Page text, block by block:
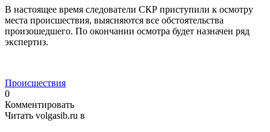
В настоящее время следователи СКР приступили к осмотру
места происшествия, выясняются все обстоятельства
произошедшего. По окончании осмотра будет назначен ряд
экспертиз.
Происшествия
0
Комментировать
Читать volgasib.ru в